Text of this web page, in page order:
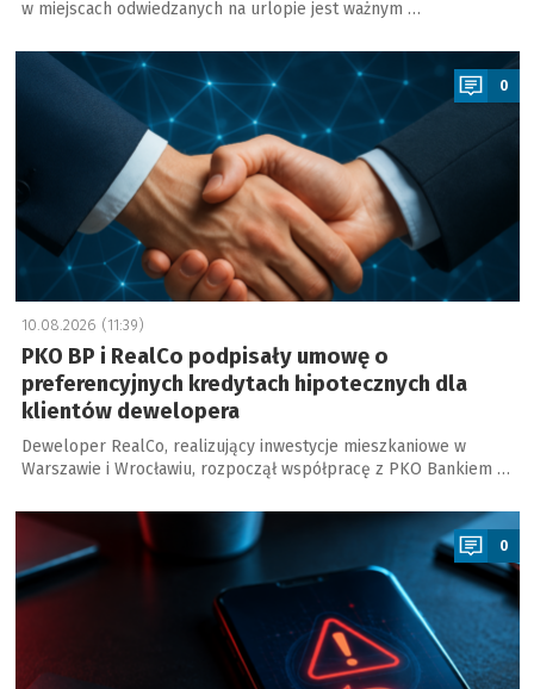
w miejscach odwiedzanych na urlopie jest ważnym …
a
0
10.08.2026 (11:39)
PKO BP i RealCo podpisały umowę o
preferencyjnych kredytach hipotecznych dla
klientów dewelopera
Deweloper RealCo, realizujący inwestycje mieszkaniowe w
Warszawie i Wrocławiu, rozpoczął współpracę z PKO Bankiem …
a
0